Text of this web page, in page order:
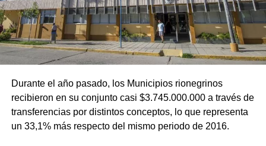
Durante el año pasado, los Municipios rionegrinos
recibieron en su conjunto casi $3.745.000.000 a través de
transferencias por distintos conceptos, lo que representa
un 33,1% más respecto del mismo periodo de 2016.